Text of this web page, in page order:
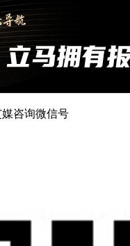
咨询微信号